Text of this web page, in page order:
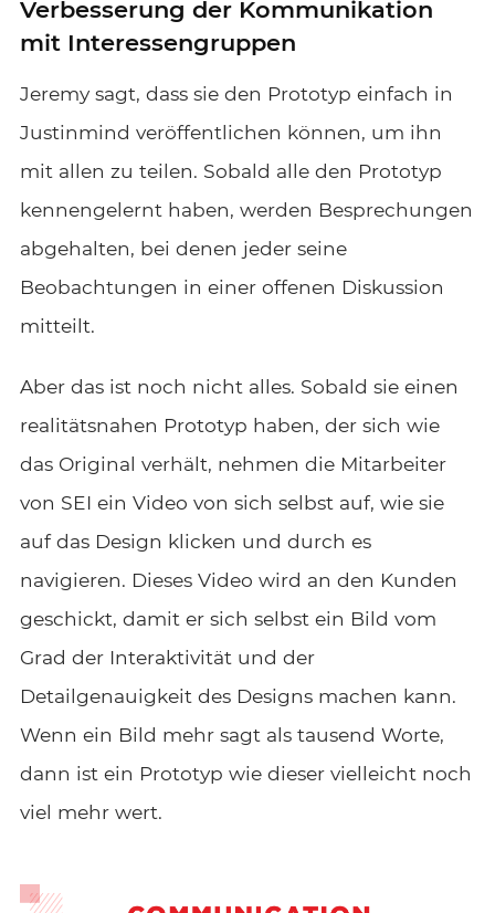
Verbesserung der Kommunikation
mit Interessengruppen
Jeremy sagt, dass sie den Prototyp einfach in
Justinmind veröffentlichen können, um ihn
mit allen zu teilen. Sobald alle den Prototyp
kennengelernt haben, werden Besprechungen
abgehalten, bei denen jeder seine
Beobachtungen in einer offenen Diskussion
mitteilt.
Aber das ist noch nicht alles. Sobald sie einen
realitätsnahen Prototyp haben, der sich wie
das Original verhält, nehmen die Mitarbeiter
von SEI ein Video von sich selbst auf, wie sie
auf das Design klicken und durch es
navigieren. Dieses Video wird an den Kunden
geschickt, damit er sich selbst ein Bild vom
Grad der Interaktivität und der
Detailgenauigkeit des Designs machen kann.
Wenn ein Bild mehr sagt als tausend Worte,
dann ist ein Prototyp wie dieser vielleicht noch
viel mehr wert.